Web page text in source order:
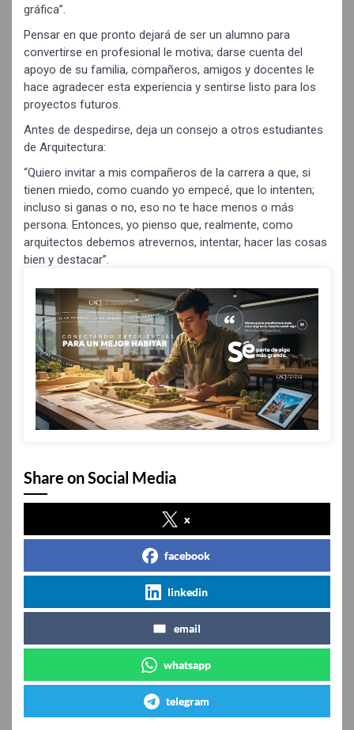
gráfica”.
Pensar en que pronto dejará de ser un alumno para
convertirse en profesional le motiva; darse cuenta del
apoyo de su familia, compañeros, amigos y docentes le
hace agradecer esta experiencia y sentirse listo para los
proyectos futuros.
Antes de despedirse, deja un consejo a otros estudiantes
de Arquitectura:
“Quiero invitar a mis compañeros de la carrera a que, si
tienen miedo, como cuando yo empecé, que lo intenten;
incluso si ganas o no, eso no te hace menos o más
persona. Entonces, yo pienso que, realmente, como
arquitectos debemos atrevernos, intentar, hacer las cosas
bien y destacar”.
Share on Social Media
x
facebook
linkedin
email
whatsapp
telegram